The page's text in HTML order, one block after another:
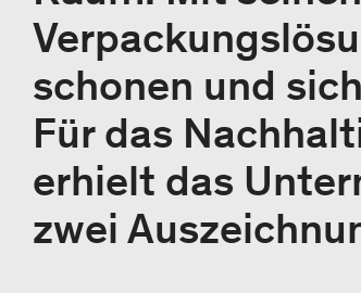
schonen und
Für das
erhielt das
zwei